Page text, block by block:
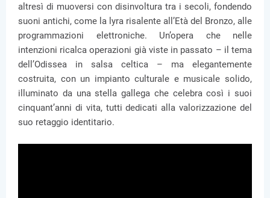
altresì di muoversi con disinvoltura tra i secoli, fondendo
suoni antichi, come la lyra risalente all’Età del Bronzo, alle
programmazioni elettroniche. Un’opera che nelle
intenzioni ricalca operazioni già viste in passato – il tema
dell’Odissea in salsa celtica – ma elegantemente
costruita, con un impianto culturale e musicale solido,
illuminato da una stella gallega che celebra così i suoi
cinquant’anni di vita, tutti dedicati alla valorizzazione del
suo retaggio identitario.